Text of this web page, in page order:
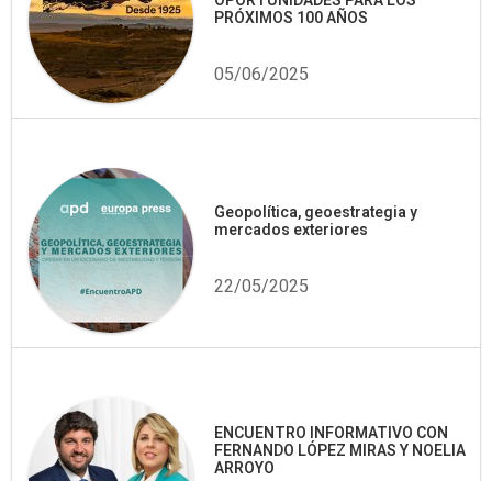
PRÓXIMOS 100 AÑOS
05/06/2025
Geopolítica, geoestrategia y
mercados exteriores
22/05/2025
ENCUENTRO INFORMATIVO CON
FERNANDO LÓPEZ MIRAS Y NOELIA
ARROYO